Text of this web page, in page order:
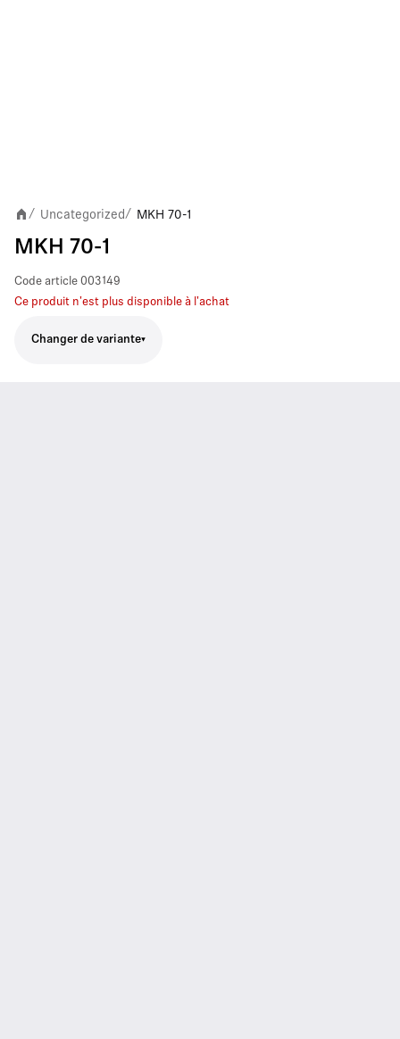
/ Uncategorized/ MKH 70-1
MKH 70-1
Code article 003149
Ce produit n'est plus disponible à l'achat
Changer de variante